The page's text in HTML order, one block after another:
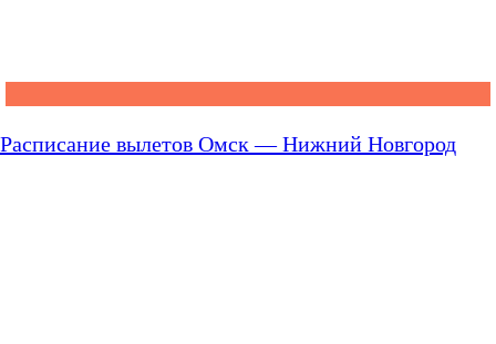
Расписание вылетов Омск — Нижний Новгород